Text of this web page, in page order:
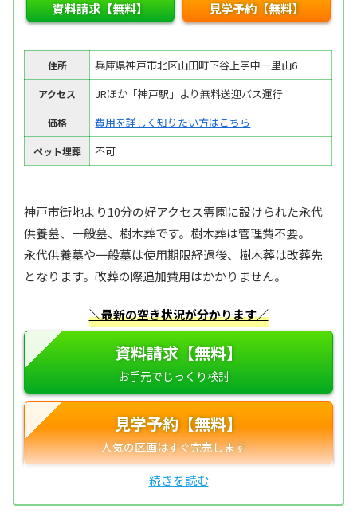
資料請求【無料】 見学予約【無料】
住所 兵庫県神戸市北区山田町下谷上字中一里山6
アクセス JRほか「神戸駅」より無料送迎バス運行
価格 費用を詳しく知りたい方はこちら
ペット埋葬 不可
神戸市街地より10分の好アクセス霊園に設けられた永代
供養墓、一般墓、樹木葬です。樹木葬は管理費不要。
永代供養墓や一般墓は使用期限経過後、樹木葬は改葬先
となります。改葬の際追加費用はかかりません。
＼最新の空き状況が分かります／
資料請求【無料】
見学予約【無料】